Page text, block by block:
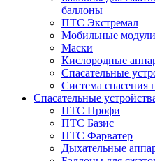
баллоны
ПТС Экстремал
Мобильные
Маски
Кислородные
Спасательные
Система спасения
Спасательные
ПТС Профи
ПТС Базис
ПТС Фарватер
Дыхательные